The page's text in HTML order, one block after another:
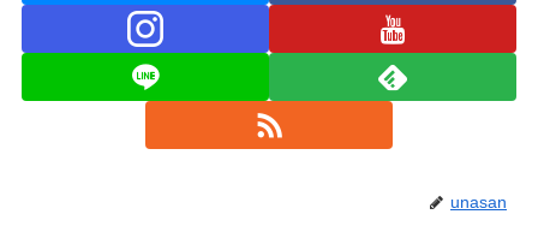
unasan